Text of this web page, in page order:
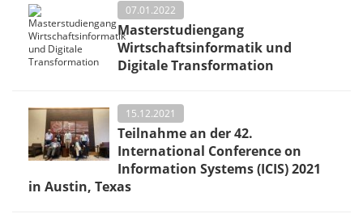
07.01.2022
Masterstudiengang
Wirtschaftsinformatik und
Digitale Transformation
15.12.2021
Teilnahme an der 42.
International Conference on
Information Systems (ICIS) 2021
in Austin, Texas